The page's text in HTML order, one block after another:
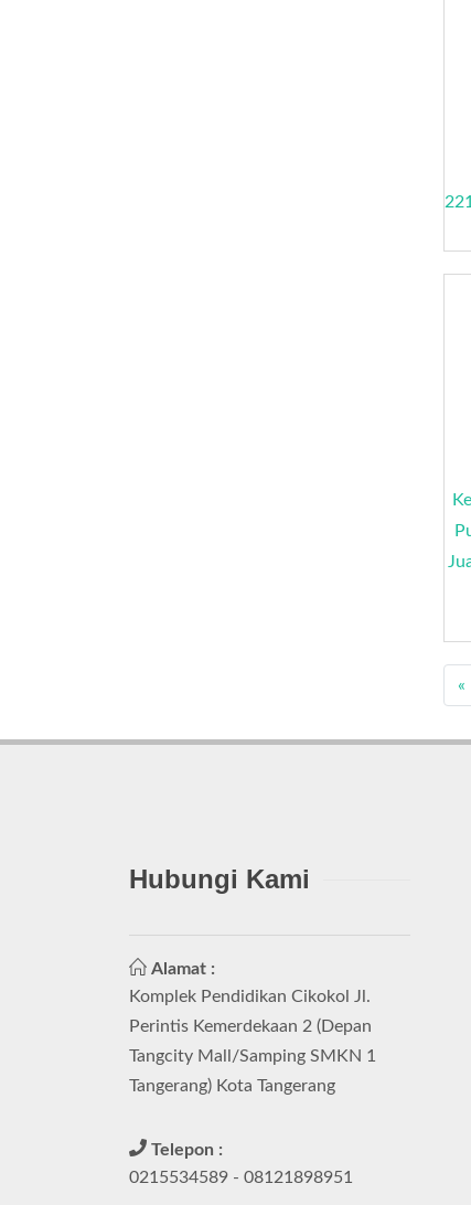
«
Hubungi Kami
Alamat :
Komplek Pendidikan Cikokol Jl.
Perintis Kemerdekaan 2 (Depan
Tangcity Mall/Samping SMKN 1
Tangerang) Kota Tangerang
Telepon :
0215534589 - 08121898951